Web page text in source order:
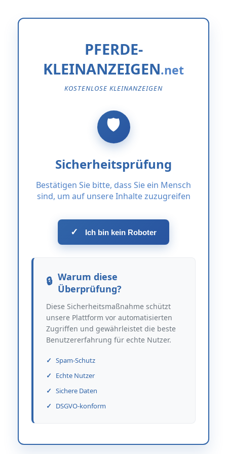
PFERDE-
KLEINANZEIGEN
KOSTENLOSE KLEINANZEIGEN
Sicherheitsprüfung
Bestätigen Sie bitte, dass Sie ein Mensch
sind, um auf unsere Inhalte zuzugreifen
✓ Ich bin kein Roboter
Warum diese
Überprüfung?
Diese Sicherheitsmaßnahme schützt
unsere Plattform vor automatisierten
Zugriffen und gewährleistet die beste
Benutzererfahrung für echte Nutzer.
Spam-Schutz
Echte Nutzer
Sichere Daten
DSGVO-konform